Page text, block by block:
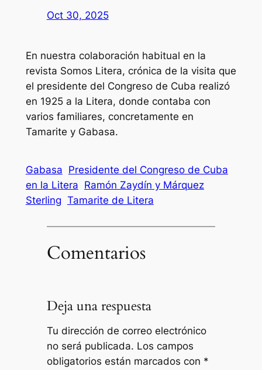
Oct 30, 2025
En nuestra colaboración habitual en la
revista Somos Litera, crónica de la visita que
el presidente del Congreso de Cuba realizó
en 1925 a la Litera, donde contaba con
varios familiares, concretamente en
Tamarite y Gabasa.
Gabasa Presidente del Congreso de Cuba
en la Litera Ramón Zaydín y Márquez
Sterling Tamarite de Litera
Comentarios
Deja una respuesta
Tu dirección de correo electrónico
no será publicada. Los campos
obligatorios están marcados con *